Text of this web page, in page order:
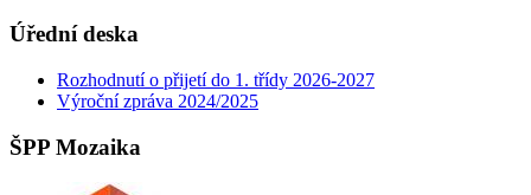
Úřední deska
Rozhodnutí o přijetí do 1. třídy 2026-2027
Výroční zpráva 2024/2025
ŠPP Mozaika